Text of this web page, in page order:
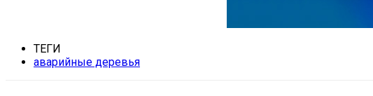
ТЕГИ
аварийные деревья